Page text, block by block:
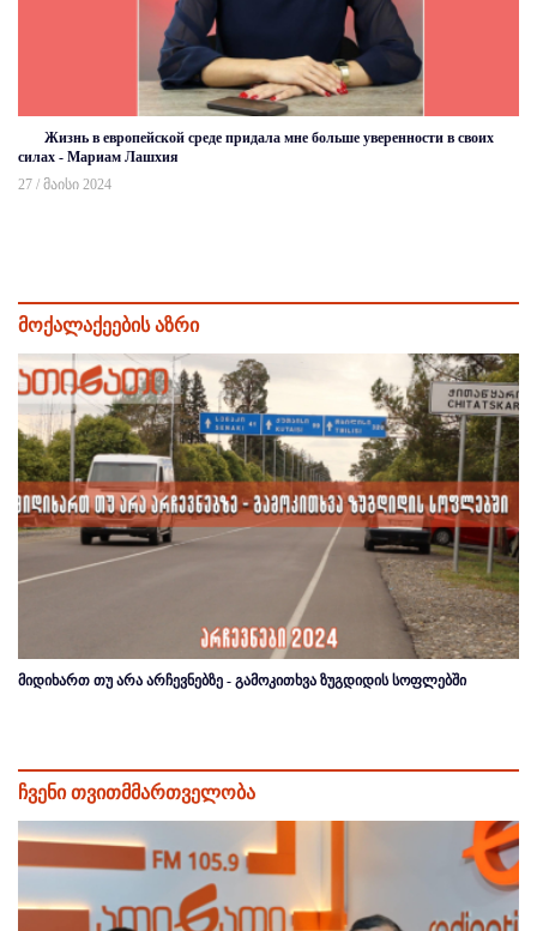
Жизнь в европейской среде придала мне больше уверенности в своих
силах - Мариам Лашхия
27 / მაისი 2024
მოქალაქეების აზრი
მიდიხართ თუ არა არჩევნებზე - გამოკითხვა ზუგდიდის სოფლებში
ჩვენი თვითმმართველობა